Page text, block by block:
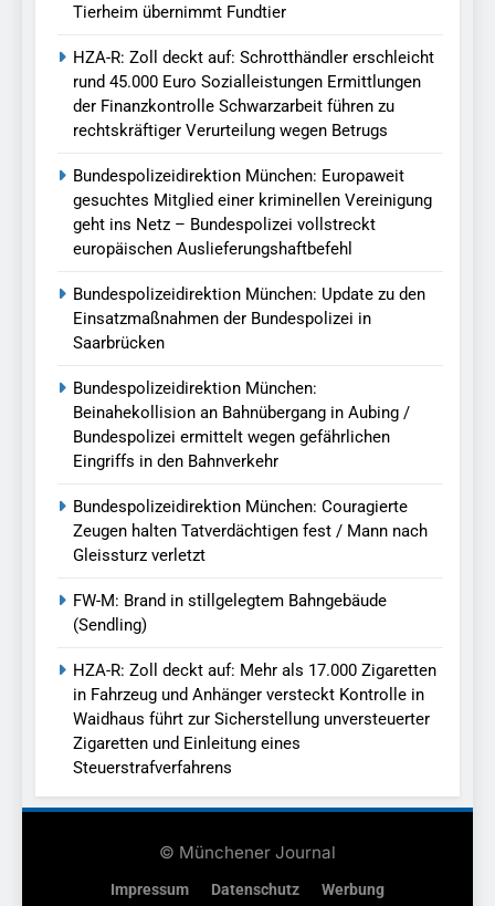
Tierheim übernimmt Fundtier
HZA-R: Zoll deckt auf: Schrotthändler erschleicht
rund 45.000 Euro Sozialleistungen Ermittlungen
der Finanzkontrolle Schwarzarbeit führen zu
rechtskräftiger Verurteilung wegen Betrugs
Bundespolizeidirektion München: Europaweit
gesuchtes Mitglied einer kriminellen Vereinigung
geht ins Netz – Bundespolizei vollstreckt
europäischen Auslieferungshaftbefehl
Bundespolizeidirektion München: Update zu den
Einsatzmaßnahmen der Bundespolizei in
Saarbrücken
Bundespolizeidirektion München:
Beinahekollision an Bahnübergang in Aubing /
Bundespolizei ermittelt wegen gefährlichen
Eingriffs in den Bahnverkehr
Bundespolizeidirektion München: Couragierte
Zeugen halten Tatverdächtigen fest / Mann nach
Gleissturz verletzt
FW-M: Brand in stillgelegtem Bahngebäude
(Sendling)
HZA-R: Zoll deckt auf: Mehr als 17.000 Zigaretten
in Fahrzeug und Anhänger versteckt Kontrolle in
Waidhaus führt zur Sicherstellung unversteuerter
Zigaretten und Einleitung eines
Steuerstrafverfahrens
© Münchener Journal
Impressum Datenschutz Werbung